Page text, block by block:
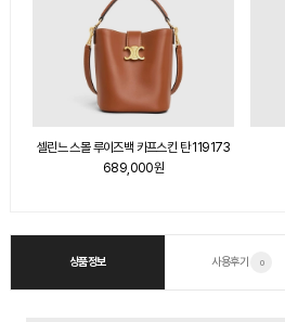
셀린느 스몰 루이즈백 카프스킨 탄 119173
689,000원
상품정보 사용후기 0